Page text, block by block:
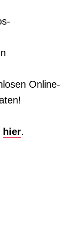
Online-
hier.